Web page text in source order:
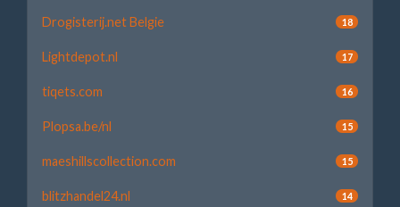
Drogisterij.net Belgie 18
Lightdepot.nl 17
tiqets.com 16
Plopsa.be/nl 15
maeshillscollection.com 15
blitzhandel24.nl 14